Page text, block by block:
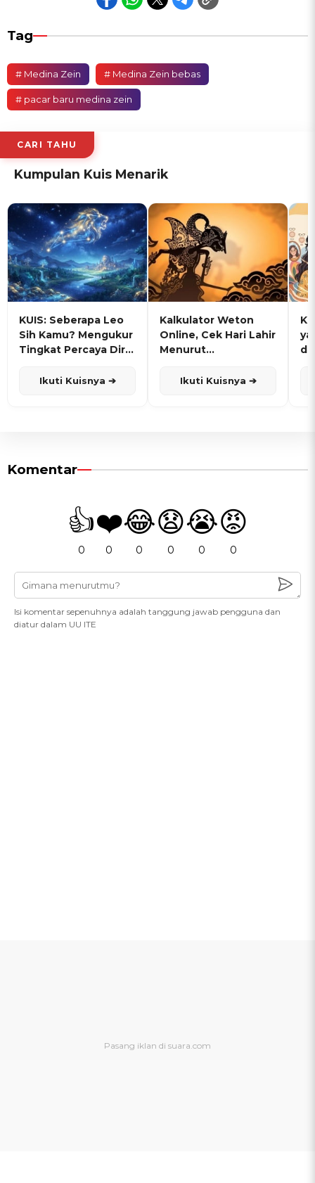
Tag
# Medina Zein # Medina Zein bebas
# pacar baru medina zein
CARI TAHU
Kumpulan Kuis Menarik
KUIS: Seberapa Leo
Sih Kamu? Mengukur
Tingkat Percaya Diri
Ikuti Kuisnya ➔
Kalkulator Weton
Online, Cek Hari Lahir
Menurut
Ikuti Kuisnya ➔
Komentar
👍
0
❤️
0
😂
0
😧
0
😭
0
😡
0
Isi komentar sepenuhnya adalah tanggung jawab pengguna dan
diatur dalam UU ITE